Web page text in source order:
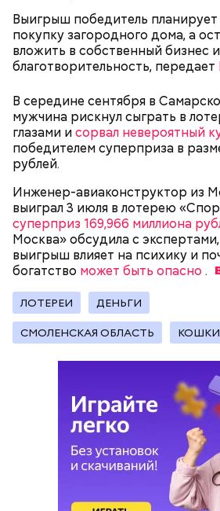
Выигрыш победитель
покупку загородного дома, а
вложить в собственный бизнес
благотворительность, передает
В середине сентября в
мужчина рискнул сыграть в
глазами исорвал невероятный
победителем суперприза в
рублей.
Инженер-авиаконструктор из
выиграл 3 июля в лотерею
суперприз 169,966 миллиона
Москва» обсудила с
выигрыш влияет на психику и
богатство может быть опасно .
ЛОТЕРЕИ ДЕНЬГИ
СМОЛЕНСКАЯ ОБЛАСТЬ КОШКИ
кабачок;
петрушка;
оливковое масло;
— Кабачки, порезанные
обжарить на сковороде. К ним
петрушки, чеснок, соль и
Получается очень вкусно, —
Копылов.